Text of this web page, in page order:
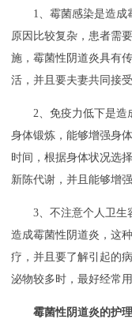
1、霉菌感染是造成
原因比较复杂，患者需
施，霉菌性阴道炎具有
活，并且要夫妻共同接
2、免疫力低下是造
身体锻炼，能够增强身
时间，根据身体状况选
新陈代谢，并且能够增
3、不注意个人卫生
造成霉菌性阴道炎，这
疗，并且要了解引起的
泌物较多时，最好经常
霉菌性阴道炎的护